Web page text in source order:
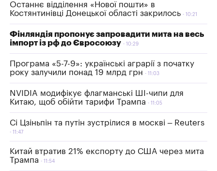
Останнє відділення «Нової пошти» в
Костянтинівці Донецької області закрилось
10:21
Фінляндія пропонує запровадити мита на весь
імпорт із рф до Євросоюзу
10:29
Програма «5-7-9»: українські аграрії з початку
року залучили понад 19 млрд грн
11:03
NVIDIA модифікує флагманські ШІ-чипи для
Китаю, щоб обійти тарифи Трампа
11:05
Сі Цзіньпін та путін зустрілися в москві – Reuters
11:47
Китай втратив 21% експорту до США через мита
Трампа
11:54